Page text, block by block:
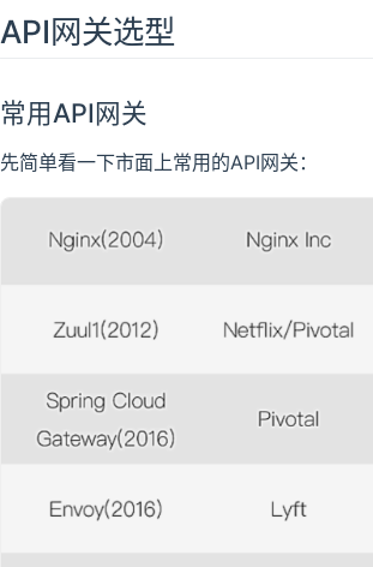
API网关选型
常用API网关
先简单看一下市面上常用的API网关：